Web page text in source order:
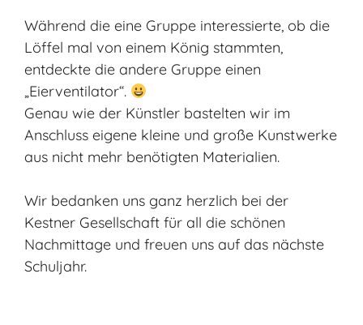
Während die eine Gruppe interessierte, ob die
Löffel mal von einem König stammten,
entdeckte die andere Gruppe einen
„Eierventilator“.
Genau wie der Künstler bastelten wir im
Anschluss eigene kleine und große Kunstwerke
aus nicht mehr benötigten Materialien.
Wir bedanken uns ganz herzlich bei der
Kestner Gesellschaft für all die schönen
Nachmittage und freuen uns auf das nächste
Schuljahr.